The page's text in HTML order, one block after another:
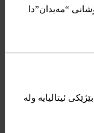
“مەیدان”دا
ئیتالیایە ولە